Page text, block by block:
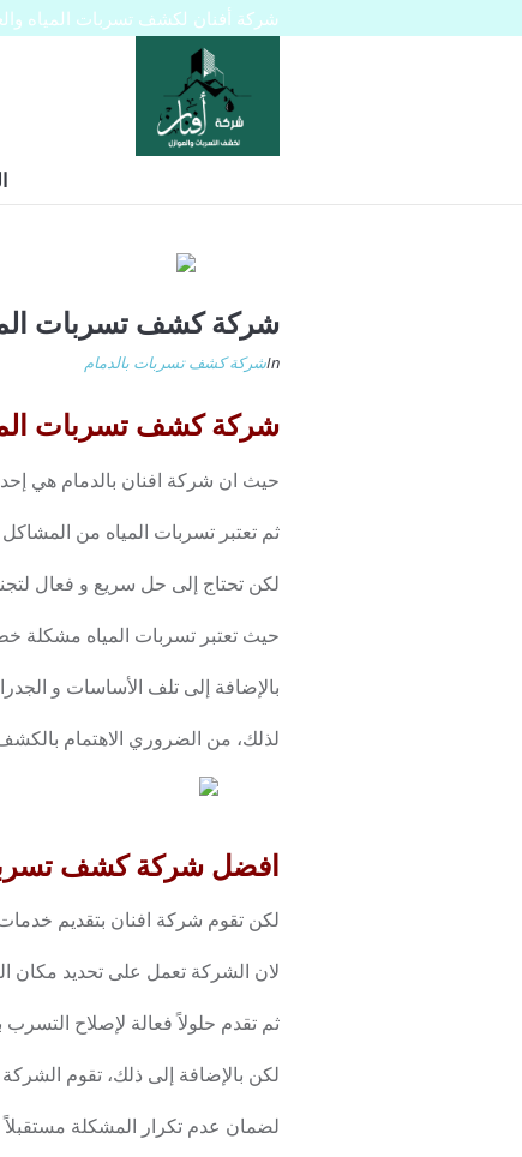
شركة أفنان لكشف تسربات المياه والعوازل
شركة كشف تسربات
Inشركة كشف تسربات بالدمام
شركة كشف تسربات المياه
حيث ان شركة افنان بالدمام هي
ثم تعتبر تسربات المياه من
لكن تحتاج إلى حل سريع و فعال
حيث تعتبر تسربات المياه مشكلة
بالإضافة إلى تلف الأساسات و
لذلك، من الضروري الاهتمام
افضل شركة كشف تسربات
لكن تقوم شركة افنان بتقديم
لان الشركة تعمل على تحديد مكان
ثم تقدم حلولاً فعالة لإصلاح
لكن بالإضافة إلى ذلك، تقوم
لضمان عدم تكرار المشكلة